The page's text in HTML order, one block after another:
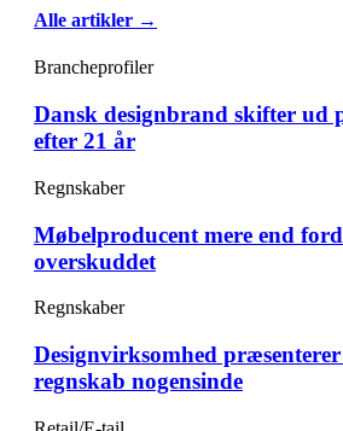
Alle artikler →
Brancheprofiler
Dansk designbrand skifter ud
efter 21 år
Regnskaber
Møbelproducent mere end
overskuddet
Regnskaber
Designvirksomhed præsenterer
regnskab nogensinde